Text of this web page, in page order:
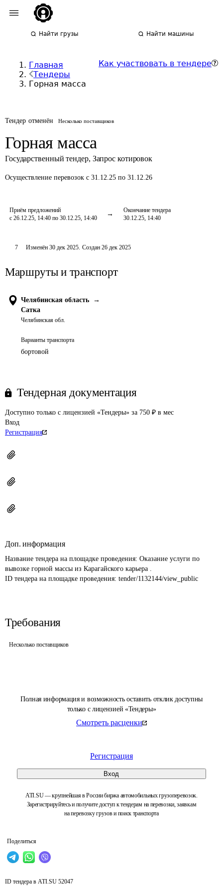
Найти грузы Найти машины
Главная
Тендеры
Горная масса
Как участвовать в тендере
Тендер отменён Несколько поставщиков
Горная масса
Государственный тендер, Запрос котировок
Осуществление перевозок с 31.12.25 по 31.12.26
Приём предложений
с 26.12.25, 14:40 по 30.12.25, 14:40
Окончание тендера
30.12.25, 14:40
Полная информация и возможность оставить отклик доступны
только с лицензией «Тендеры»
Смотреть расценки
Регистрация
Вход
ATI.SU — крупнейшая в России биржа автомобильных грузоперевозок.
Зарегистрируйтесь и получите доступ к тендерам на перевозки, заявкам
на перевозку грузов и поиск транспорта
Поделиться
7 Изменён 30 дек 2025. Создан 26 дек 2025
Маршруты и транспорт
Челябинская область
→
Сатка
Челябинская обл.
Варианты транспорта
бортовой
Тендерная документация
Доступно только с лицензией «Тендеры» за 750 ₽ в мес
Вход
Регистрация
Доп. информация
Название тендера на площадке проведения: Оказание услуги по
вывозке горной массы из Карагайского карьера .
ID тендера на площадке проведения: tender/1132144/view_public
Требования
Несколько поставщиков
ID тендера в ATI.SU 52047